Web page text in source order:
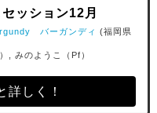
ッション12月
バーガンディ (福岡県
, みのようこ（Pf）
詳しく！